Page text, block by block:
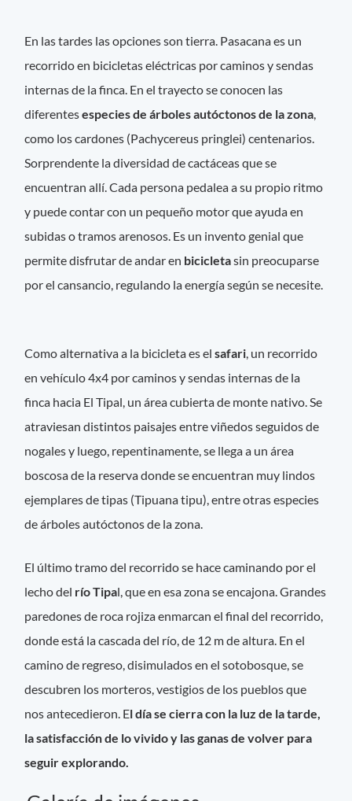
En las tardes las opciones son tierra. Pasacana es un
recorrido en bicicletas eléctricas por caminos y sendas
internas de la finca. En el trayecto se conocen las
diferentesespecies de árboles autóctonos de la zona,
como los cardones (Pachycereus pringlei) centenarios.
Sorprendente la diversidad de cactáceas que se
encuentran allí. Cada persona pedalea a su propio ritmo
y puede contar con un pequeño motor que ayuda en
subidas o tramos arenosos. Es un invento genial que
permite disfrutar de andar en bicicletasin preocuparse
por el cansancio, regulando la energía según se necesite.
Como alternativa a la bicicleta es elsafari , un recorrido
en vehículo 4x4 por caminos y sendas internas de la
finca hacia El Tipal, un área cubierta de monte nativo. Se
atraviesan distintos paisajes entre viñedos seguidos de
nogales y luego, repentinamente, se llega a un área
boscosa de la reserva donde se encuentran muy lindos
ejemplares de tipas (Tipuana tipu), entre otras especies
de árboles autóctonos de la zona.
El último tramo del recorrido se hace caminando por el
lecho del río Tipal, que en esa zona se encajona. Grandes
paredones de roca rojiza enmarcan el final del recorrido,
donde está la cascada del río, de 12 m de altura. En el
camino de regreso, disimulados en el sotobosque, se
descubren los morteros, vestigios de los pueblos que
nos antecedieron. El día se cierra con la luz de la tarde,
la satisfacción de lo vivido y las ganas de volver para
seguir explorando.